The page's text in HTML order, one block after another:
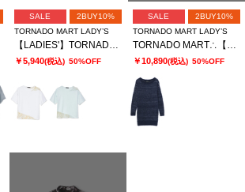
SALE
2BUY10%
TORNADO MART LADY’S
￥5,940(税込) 50%OFF
SALE
2BUY10%
TORNADO MART LADY’S
￥10,890(税込) 50%OFF